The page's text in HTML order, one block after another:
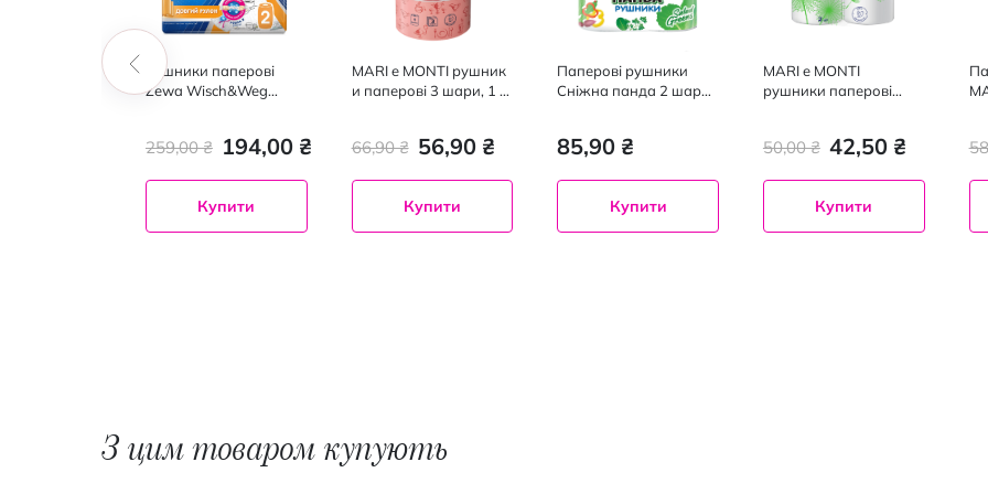
Рушники паперові
Zewa Wisch&Weg
194,00 ₴
259,00 ₴
Купити
MARI e MONTI рушник
и паперові 3 шари, 1 р
56,90 ₴
66,90 ₴
Купити
Паперові рушники
Сніжна панда 2 шари
85,90 ₴
Купити
MARI e MONTI
рушники паперові
42,50 ₴
50,00 ₴
Купити
З цим товаром купують